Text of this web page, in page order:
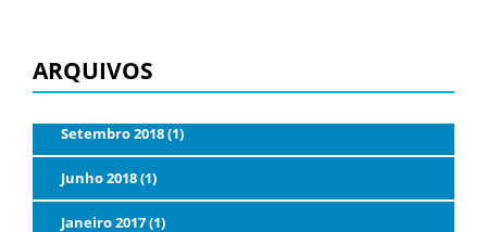
ARQUIVOS
Setembro 2018 (1)
Junho 2018 (1)
Janeiro 2017 (1)